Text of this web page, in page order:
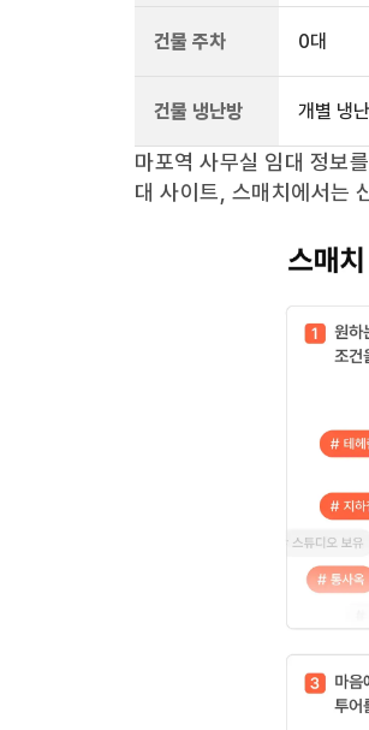
건물 주차 0대
건물 냉난방 개별 냉
마포역 사무실 임대 정보
대 사이트, 스매치에서는